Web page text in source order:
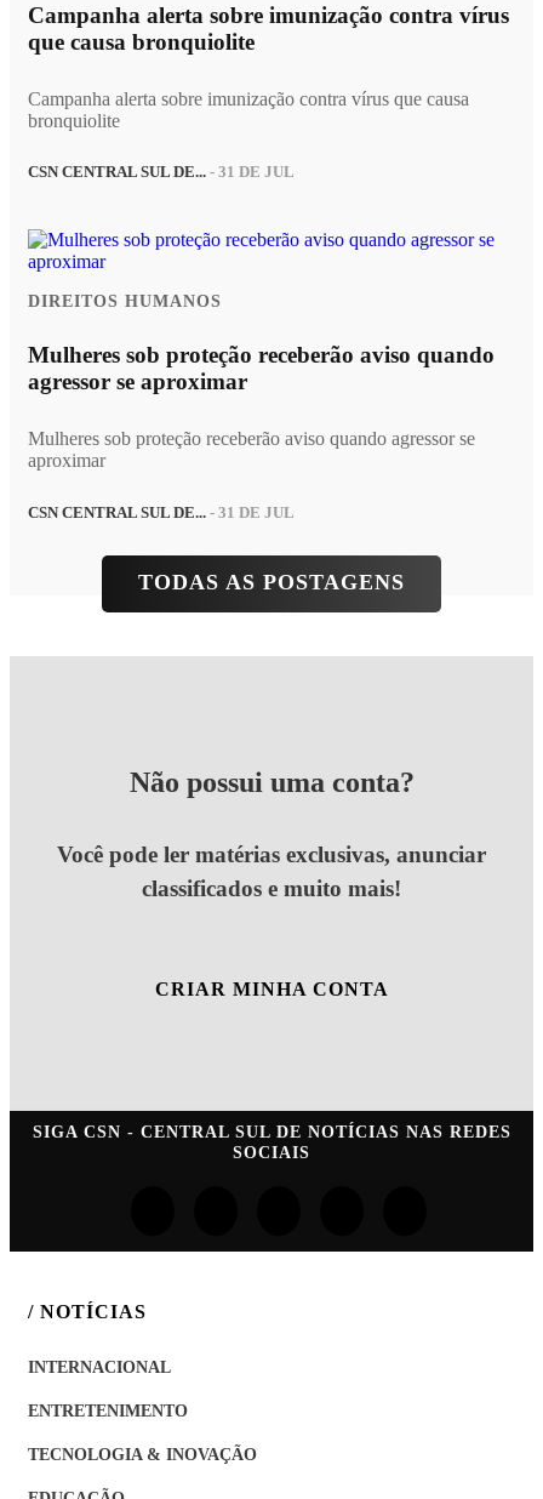
Campanha alerta sobre imunização contra vírus
que causa bronquiolite
Campanha alerta sobre imunização contra vírus que causa
bronquiolite
CSN CENTRAL SUL DE... - 31 DE JUL
DIREITOS HUMANOS
Mulheres sob proteção receberão aviso quando
agressor se aproximar
Mulheres sob proteção receberão aviso quando agressor se
aproximar
CSN CENTRAL SUL DE... - 31 DE JUL
TODAS AS POSTAGENS
Não possui uma conta?
Você pode ler matérias exclusivas, anunciar
classificados e muito mais!
CRIAR MINHA CONTA
SIGA CSN - CENTRAL SUL DE NOTÍCIAS NAS REDES
SOCIAIS
/ NOTÍCIAS
INTERNACIONAL
ENTRETENIMENTO
TECNOLOGIA & INOVAÇÃO